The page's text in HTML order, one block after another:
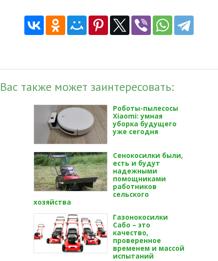
Вас также может заинтересовать:
Роботы-пылесосы
Xiaomi: умная
уборка будущего
уже сегодня
Сенокосилки были,
есть и будут
надежными
помощниками
работников
сельского
хозяйства
Газонокосилки
Сабо – это
качество,
проверенное
временем и массой
испытаний